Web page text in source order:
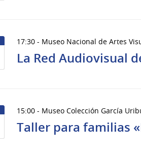
17:30 - Museo Nacional de Artes
La Red Audiovisual
15:00 - Museo Colección García
Taller para familias